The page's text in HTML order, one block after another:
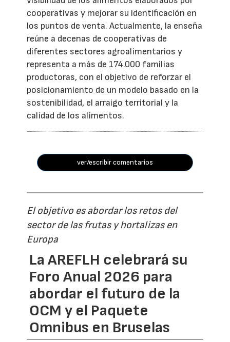
cooperativas y mejorar su identificación en
los puntos de venta. Actualmente, la enseña
reúne a decenas de cooperativas de
diferentes sectores agroalimentarios y
representa a más de 174.000 familias
productoras, con el objetivo de reforzar el
posicionamiento de un modelo basado en la
sostenibilidad, el arraigo territorial y la
calidad de los alimentos.
ver/escribir comentarios
El objetivo es abordar los retos del
sector de las frutas y hortalizas en
Europa
La AREFLH celebrará su
Foro Anual 2026 para
abordar el futuro de la
OCM y el Paquete
Omnibus en Bruselas